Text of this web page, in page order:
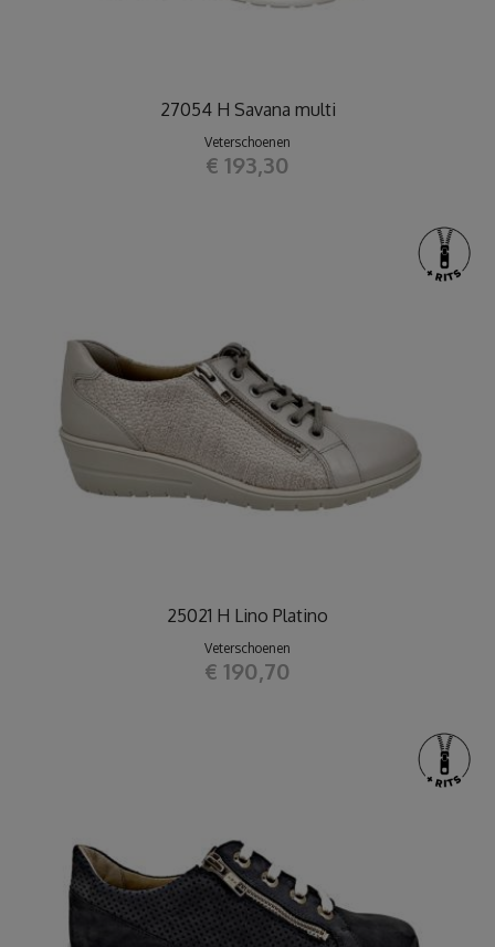
27054 H Savana multi
Veterschoenen
€ 193,30
25021 H Lino Platino
Veterschoenen
€ 190,70